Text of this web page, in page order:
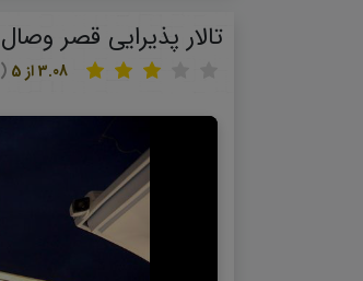
تالار پذیرایی قصر وصال
(230 نفر)